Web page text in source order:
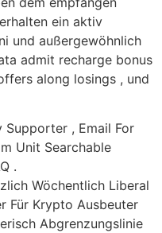
ein aktiv
und außergewöhnlich
admit recharge bonus
along losings , und
Supporter , Email For
Unit Searchable
.
Wöchentlich Liberal
Für Krypto Ausbeuter
Abgrenzungslinie